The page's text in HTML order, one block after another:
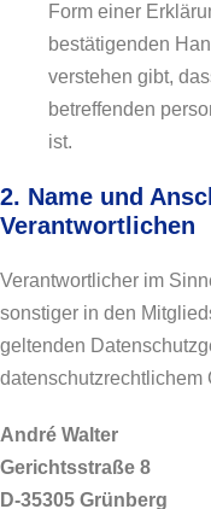
Form einer
bestätigenden
verstehen gibt,
betreffenden
ist.
2. Name und
Verantwortlichen
Verantwortlicher im
sonstiger in den
geltenden
datenschutzrechtlichem
André Walter
Gerichtsstraße 8
D-35305 Grünberg